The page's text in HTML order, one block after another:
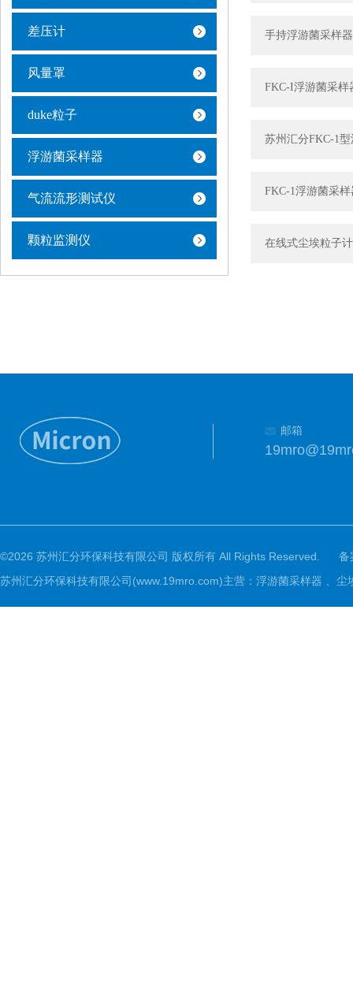
差压计
风量罩
duke粒子
浮游菌采样器
气流流形测试仪
颗粒监测仪
手持浮游菌采样
FKC-I浮游菌采样
苏州汇分FKC-1
FKC-1浮游菌采
在线式尘埃粒子
邮箱
©2026 苏州汇分环保科技有限公司 版权所有 All Rights Reserved.
备
苏州汇分环保科技有限公司(www.19mro.com)主营：浮游菌采样器 、